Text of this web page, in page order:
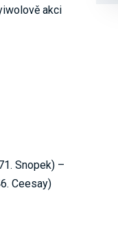
akci
Snopek) –
Ceesay)